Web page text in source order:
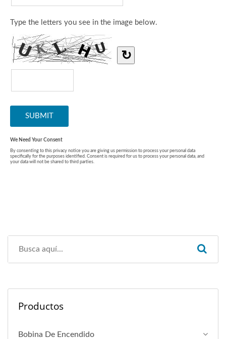
Productos
Bobina De Encendido